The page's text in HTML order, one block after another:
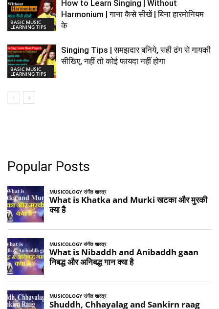
BASIC MUSIC
LEARNING TIPS
How to Learn Singing | Without
Harmonium | गाना कैसे सीखें | बिना हारमोनियम
के
BASIC MUSIC
LEARNING TIPS
Singing Tips | समझदार बनिये, सही ढंग से गायकी
सीखिए, नहीं तो कोई फायदा नहीं होगा
Popular Posts